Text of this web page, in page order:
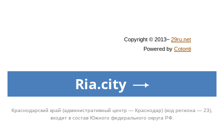
Copyright © 2013– 29ru.net
Powered by Cotonti
Ria.city
Краснодарский край (административный центр — Краснодар) (код региона — 23),
входит в состав Южного федерального округа РФ.